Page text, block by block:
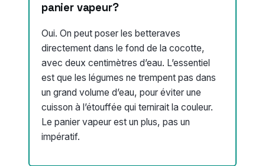
panier vapeur?
Oui. On peut poser les betteraves
directement dans le fond de la cocotte,
avec deux centimètres d’eau. L’essentiel
est que les légumes ne trempent pas dans
un grand volume d’eau, pour éviter une
cuisson à l’étouffée qui ternirait la couleur.
Le panier vapeur est un plus, pas un
impératif.